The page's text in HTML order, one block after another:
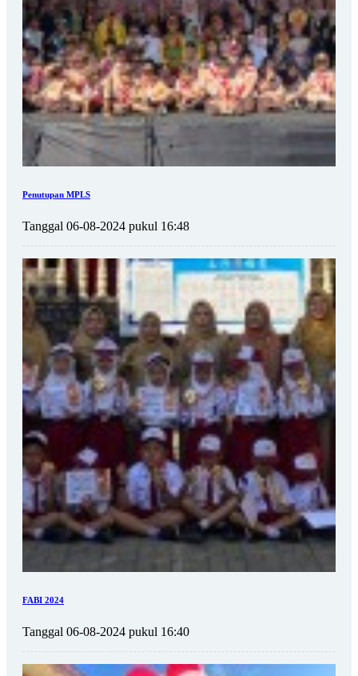
Penutupan MPLS
Tanggal 06-08-2024 pukul 16:48
FABI 2024
Tanggal 06-08-2024 pukul 16:40